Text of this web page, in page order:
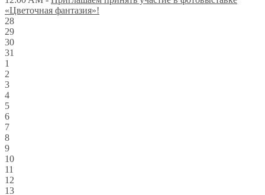
«Цветочная фантазия»!
28
29
30
31
1
2
3
4
5
6
7
8
9
10
11
12
13